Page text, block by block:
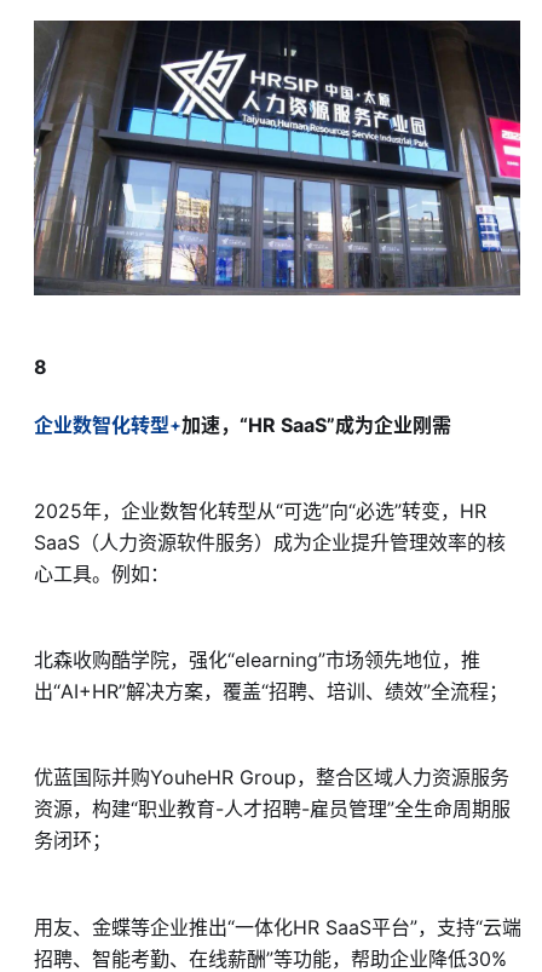
8
企业数智化转型 加速，“HR SaaS”成为企业刚需
2025年，企业数智化转型从“可选”向“必选”转变，HR
SaaS（人力资源软件服务）成为企业提升管理效率的核
心工具。例如：
北森收购酷学院，强化“elearning”市场领先地位，推
出“AI+HR”解决方案，覆盖“招聘、培训、绩效”全流程；
优蓝国际并购YouheHR Group，整合区域人力资源服务
资源，构建“职业教育-人才招聘-雇员管理”全生命周期服
务闭环；
用友、金蝶等企业推出“一体化HR SaaS平台”，支持“云端
招聘、智能考勤、在线薪酬”等功能，帮助企业降低30%